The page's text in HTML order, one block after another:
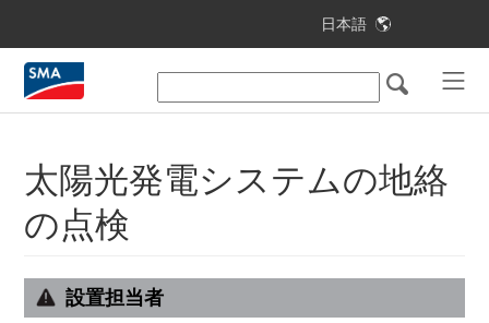
日本語
太陽光発電システムの地絡
の点検
設置担当者
目次
本書について
安全について
梱包内容
設置に必要な部品と工具
製品について